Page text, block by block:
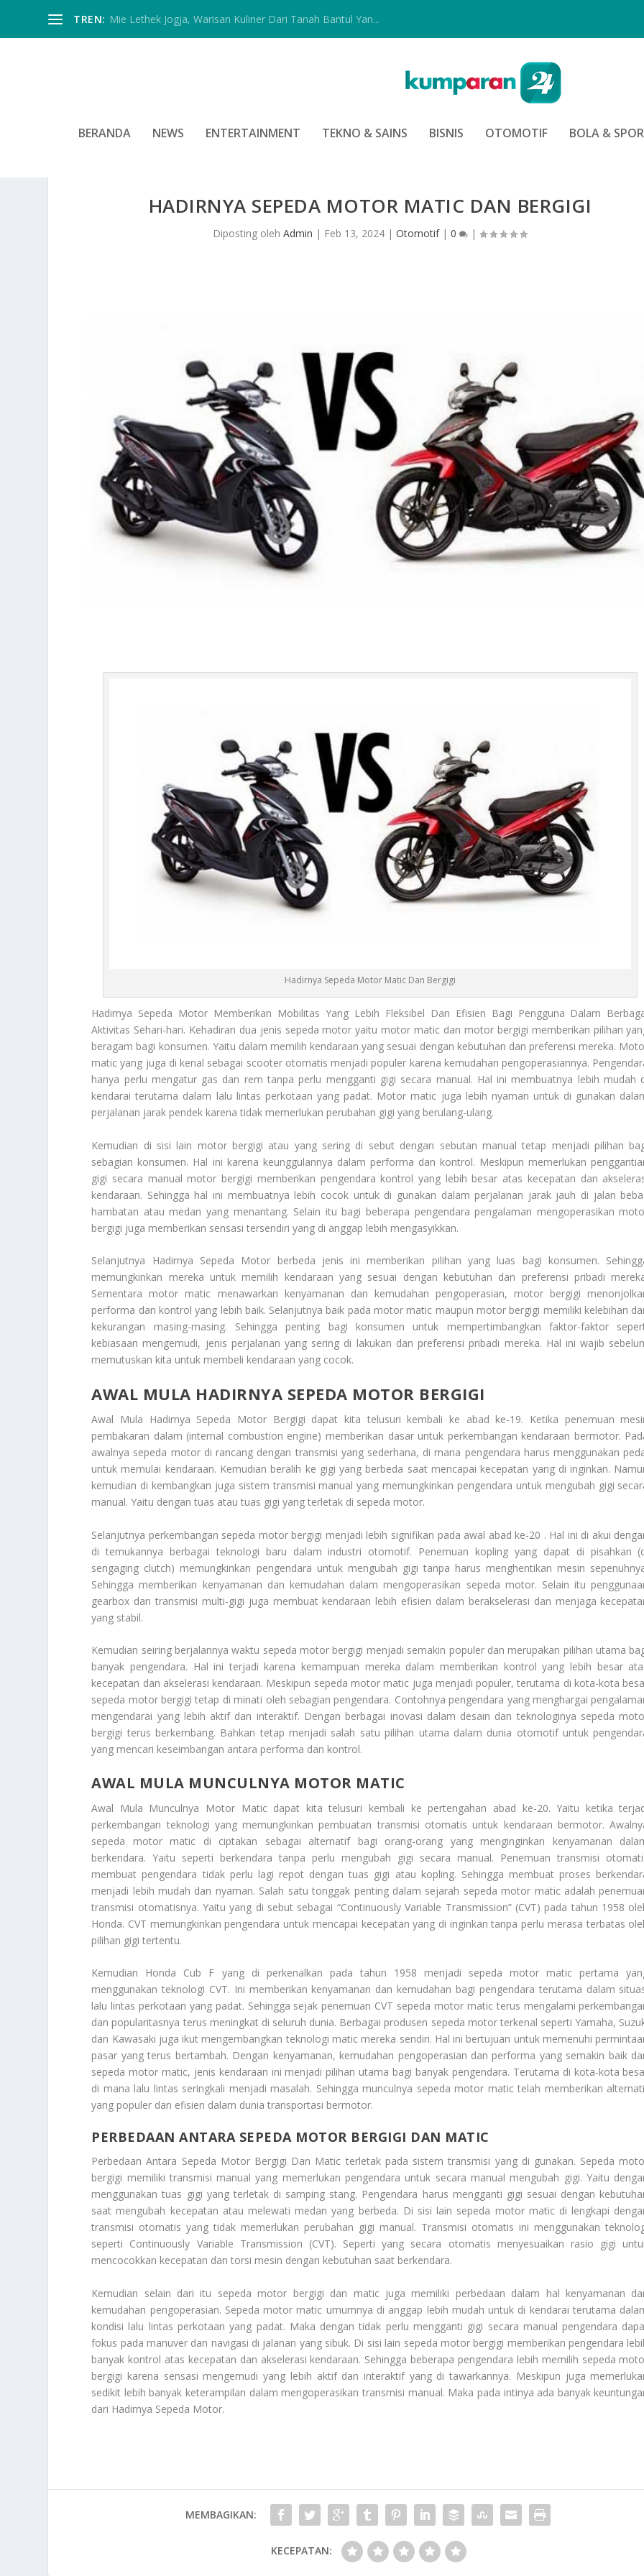
TREN: Mie Lethek Jogja, Warisan Kuliner Dari Tanah Bantul Yan...
BERANDA NEWS ENTERTAINMENT TEKNO & SAINS BISNIS OTOMOTIF BOLA &
HADIRNYA SEPEDA MOTOR MATIC DAN BERGIGI
Diposting olehAdmin | Feb 13, 2024 |Otomotif|0 |
Hadirnya Sepeda Motor Matic Dan Bergigi
Hadirnya Sepeda Motor Memberikan Mobilitas Yang Lebih Fleksibel Dan Efisien Bagi Pengguna Dalam
Aktivitas Sehari-hari. Kehadiran dua jenis sepeda motor yaitu motor matic dan motor bergigi memberikan pilihan
beragam bagi konsumen. Yaitu dalam memilih kendaraan yang sesuai dengan kebutuhan dan preferensi mereka.
matic yang juga di kenal sebagai scooter otomatis menjadi populer karena kemudahan pengoperasiannya.
hanya perlu mengatur gas dan rem tanpa perlu mengganti gigi secara manual. Hal ini membuatnya lebih mudah
kendarai terutama dalam lalu lintas perkotaan yang padat. Motor matic juga lebih nyaman untuk di gunakan
perjalanan jarak pendek karena tidak memerlukan perubahan gigi yang berulang-ulang.
Kemudian di sisi lain motor bergigi atau yang sering di sebut dengan sebutan manual tetap menjadi pilihan
sebagian konsumen. Hal ini karena keunggulannya dalam performa dan kontrol. Meskipun memerlukan
gigi secara manual motor bergigi memberikan pengendara kontrol yang lebih besar atas kecepatan dan
kendaraan. Sehingga hal ini membuatnya lebih cocok untuk di gunakan dalam perjalanan jarak jauh di jalan
hambatan atau medan yang menantang. Selain itu bagi beberapa pengendara pengalaman mengoperasikan
bergigi juga memberikan sensasi tersendiri yang di anggap lebih mengasyikkan.
Selanjutnya Hadirnya Sepeda Motor berbeda jenis ini memberikan pilihan yang luas bagi konsumen.
memungkinkan mereka untuk memilih kendaraan yang sesuai dengan kebutuhan dan preferensi pribadi
Sementara motor matic menawarkan kenyamanan dan kemudahan pengoperasian, motor bergigi
performa dan kontrol yang lebih baik. Selanjutnya baik pada motor matic maupun motor bergigi memiliki kelebihan
kekurangan masing-masing. Sehingga penting bagi konsumen untuk mempertimbangkan faktor-faktor
kebiasaan mengemudi, jenis perjalanan yang sering di lakukan dan preferensi pribadi mereka. Hal ini wajib
memutuskan kita untuk membeli kendaraan yang cocok.
AWAL MULA HADIRNYA SEPEDA MOTOR BERGIGI
Awal Mula Hadirnya Sepeda Motor Bergigi dapat kita telusuri kembali ke abad ke-19. Ketika penemuan
pembakaran dalam (internal combustion engine) memberikan dasar untuk perkembangan kendaraan bermotor.
awalnya sepeda motor di rancang dengan transmisi yang sederhana, di mana pengendara harus menggunakan
untuk memulai kendaraan. Kemudian beralih ke gigi yang berbeda saat mencapai kecepatan yang di inginkan.
kemudian di kembangkan juga sistem transmisi manual yang memungkinkan pengendara untuk mengubah gigi
manual. Yaitu dengan tuas atau tuas gigi yang terletak di sepeda motor.
Selanjutnya perkembangan sepeda motor bergigi menjadi lebih signifikan pada awal abad ke-20 . Hal ini di akui
di temukannya berbagai teknologi baru dalam industri otomotif. Penemuan kopling yang dapat di pisahkan
sengaging clutch) memungkinkan pengendara untuk mengubah gigi tanpa harus menghentikan mesin
Sehingga memberikan kenyamanan dan kemudahan dalam mengoperasikan sepeda motor. Selain itu
gearbox dan transmisi multi-gigi juga membuat kendaraan lebih efisien dalam berakselerasi dan menjaga
yang stabil.
Kemudian seiring berjalannya waktu sepeda motor bergigi menjadi semakin populer dan merupakan pilihan utama
banyak pengendara. Hal ini terjadi karena kemampuan mereka dalam memberikan kontrol yang lebih besar
kecepatan dan akselerasi kendaraan. Meskipun sepeda motor matic juga menjadi populer, terutama di kota-kota
sepeda motor bergigi tetap di minati oleh sebagian pengendara. Contohnya pengendara yang menghargai
mengendarai yang lebih aktif dan interaktif. Dengan berbagai inovasi dalam desain dan teknologinya sepeda
bergigi terus berkembang. Bahkan tetap menjadi salah satu pilihan utama dalam dunia otomotif untuk
yang mencari keseimbangan antara performa dan kontrol.
AWAL MULA MUNCULNYA MOTOR MATIC
Awal Mula Munculnya Motor Maticdapat kita telusuri kembali ke pertengahan abad ke-20. Yaitu ketika
perkembangan teknologi yang memungkinkan pembuatan transmisi otomatis untuk kendaraan bermotor.
sepeda motor matic di ciptakan sebagai alternatif bagi orang-orang yang menginginkan kenyamanan
berkendara. Yaitu seperti berkendara tanpa perlu mengubah gigi secara manual. Penemuan transmisi
membuat pengendara tidak perlu lagi repot dengan tuas gigi atau kopling. Sehingga membuat proses
menjadi lebih mudah dan nyaman. Salah satu tonggak penting dalam sejarah sepeda motor matic adalah
transmisi otomatisnya. Yaitu yang di sebut sebagai “Continuously Variable Transmission” (CVT) pada tahun 1958
Honda. CVT memungkinkan pengendara untuk mencapai kecepatan yang di inginkan tanpa perlu merasa terbatas
pilihan gigi tertentu.
Kemudian Honda Cub F yang di perkenalkan pada tahun 1958 menjadi sepeda motor matic pertama
menggunakan teknologi CVT. Ini memberikan kenyamanan dan kemudahan bagi pengendara terutama dalam
lalu lintas perkotaan yang padat. Sehingga sejak penemuan CVT sepeda motor matic terus mengalami
dan popularitasnya terus meningkat di seluruh dunia. Berbagai produsen sepeda motor terkenal seperti Yamaha,
dan Kawasaki juga ikut mengembangkan teknologi matic mereka sendiri. Hal ini bertujuan untuk memenuhi
pasar yang terus bertambah. Dengan kenyamanan, kemudahan pengoperasian dan performa yang semakin baik
sepeda motor matic, jenis kendaraan ini menjadi pilihan utama bagi banyak pengendara. Terutama di kota-kota
di mana lalu lintas seringkali menjadi masalah. Sehingga munculnya sepeda motor matic telah memberikan
yang populer dan efisien dalam dunia transportasi bermotor.
PERBEDAAN ANTARA SEPEDA MOTOR BERGIGI DAN MATIC
Perbedaan Antara Sepeda Motor Bergigi Dan Matic terletak pada sistem transmisi yang di gunakan. Sepeda
bergigi memiliki transmisi manual yang memerlukan pengendara untuk secara manual mengubah gigi. Yaitu
menggunakan tuas gigi yang terletak di samping stang. Pengendara harus mengganti gigi sesuai dengan
saat mengubah kecepatan atau melewati medan yang berbeda. Di sisi lain sepeda motor matic di lengkapi
transmisi otomatis yang tidak memerlukan perubahan gigi manual. Transmisi otomatis ini menggunakan
seperti Continuously Variable Transmission (CVT). Seperti yang secara otomatis menyesuaikan rasio gigi
mencocokkan kecepatan dan torsi mesin dengan kebutuhan saat berkendara.
Kemudian selain dari itu sepeda motor bergigi dan matic juga memiliki perbedaan dalam hal kenyamanan
kemudahan pengoperasian. Sepeda motor matic umumnya di anggap lebih mudah untuk di kendarai terutama
kondisi lalu lintas perkotaan yang padat. Maka dengan tidak perlu mengganti gigi secara manual pengendara
fokus pada manuver dan navigasi di jalanan yang sibuk. Di sisi lain sepeda motor bergigi memberikan pengendara
banyak kontrol atas kecepatan dan akselerasi kendaraan. Sehingga beberapa pengendara lebih memilih sepeda
bergigi karena sensasi mengemudi yang lebih aktif dan interaktif yang di tawarkannya. Meskipun juga
sedikit lebih banyak keterampilan dalam mengoperasikan transmisi manual. Maka pada intinya ada banyak
dari Hadirnya Sepeda Motor.
MEMBAGIKAN:
KECEPATAN: